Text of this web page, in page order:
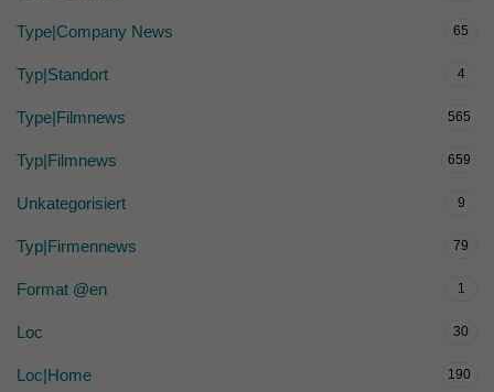
Type|Company News 65
Typ|Standort 4
Type|Filmnews 565
Typ|Filmnews 659
Unkategorisiert 9
Typ|Firmennews 79
Format @en 1
Loc 30
Loc|Home 190